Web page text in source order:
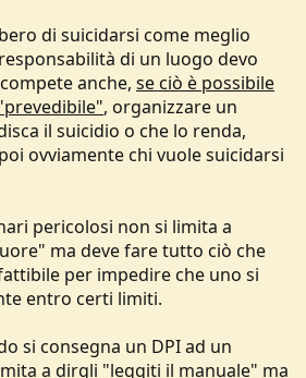
di suicidarsi come meglio
di un luogo devo
anche, se ciò è possibile
, organizzare un
il suicidio o che lo renda,
ovviamente chi vuole suicidarsi
pericolosi non si limita a
ma deve fare tutto ciò che
per impedire che uno si
entro certi limiti.
si consegna un DPI ad un
a dirgli "leggiti il manuale" ma